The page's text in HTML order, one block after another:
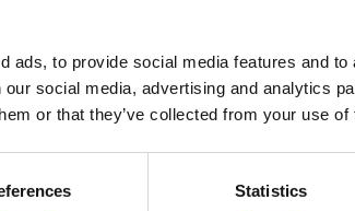
ads, to provide social media features and
social media, advertising and analytics
or that they’ve collected from your use
Statistics